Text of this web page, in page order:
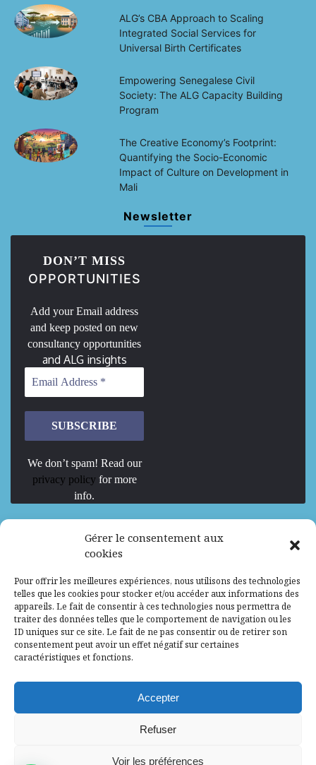
Gérer le consentement aux
cookies
Pour offrir les meilleures expériences, nous utilisons des technologies
telles que les cookies pour stocker et/ou accéder aux informations des
appareils. Le fait de consentir à ces technologies nous permettra de
traiter des données telles que le comportement de navigation ou les
ID uniques sur ce site. Le fait de ne pas consentir ou de retirer son
consentement peut avoir un effet négatif sur certaines
caractéristiques et fonctions.
Accepter
Refuser
Voir les préférences
ALG’s CBA Approach to Scaling
Integrated Social Services for
Universal Birth Certificates
Empowering Senegalese Civil
Society: The ALG Capacity Building
Program
The Creative Economy’s Footprint:
Quantifying the Socio-Economic
Impact of Culture on Development in
Mali
Newsletter
DON’T MISS
OPPORTUNITIES
Add your Email address
and keep posted on new
consultancy opportunities
and ALG insights
We don’t spam! Read our
privacy policy for more
info.
We are Hiring
Mission d’excellence en IA, Machine
Learning et LLM
Abidjan, Côte d'Ivoire ALG Consultant
Research Assistants – Accra
Research Assistants – Lagos
Consultant